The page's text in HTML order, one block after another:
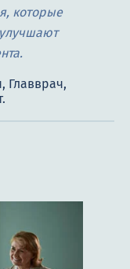
которые